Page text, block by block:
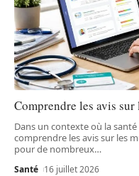
Comprendre les avis
Dans un contexte où la
comprendre les avis sur les
pour de nombreux…
Santé 16 juillet 2026